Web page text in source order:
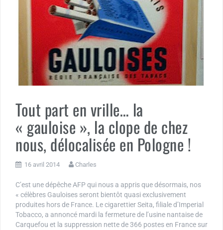
Tout part en vrille… la
« gauloise », la clope de chez
nous, délocalisée en Pologne !
16 avril 2014 Charles
C’est une dépêche AFP qui nous a appris que désormais, nos
« célèbres Gauloises seront bientôt quasi exclusivement
produites hors de France. Le cigarettier Seita, filiale d’Imperial
Tobacco, a annoncé mardi la fermeture de l’usine nantaise de
Carquefou et la suppression nette de 366 postes en France sur